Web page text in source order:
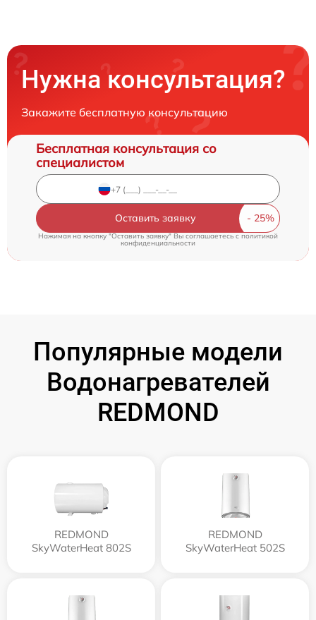
Нужна консультация?
Закажите бесплатную консультацию
Бесплатная консультация со
специалистом
Оставить заявку
Нажимая на кнопку "Оставить заявку" Вы соглашаетесь c политикой
конфиденциальности
Популярные модели
Водонагревателей
REDMOND
REDMOND
SkyWaterHeat 802S
REDMOND
SkyWaterHeat 502S